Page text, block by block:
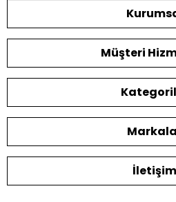
Müşteri
İletişim